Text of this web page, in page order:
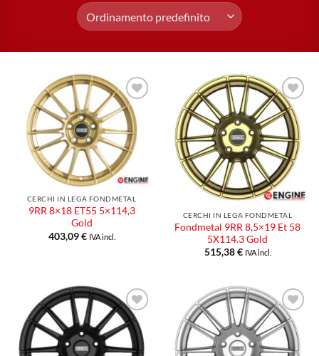
Aggiungi
alla lista
dei
desideri
CERCHI IN LEGA FONDMETAL
9RR 8×18 ET55 5×114,3
Gold
403,09€ IVA incl.
Aggiungi
alla lista
dei
desideri
CERCHI IN LEGA FONDMETAL
Fondmetal 9RR 8,5×19 Et 58
5X114.3 Gold
515,38€ IVA incl.
Aggiungi
alla lista
dei
desideri
Aggiungi
alla lista
dei
desideri